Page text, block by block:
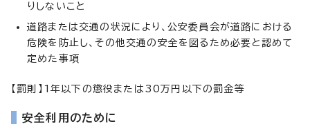
りしないこと
道路または交通の状況により、公安委員会が道路における
危険を防止し、その他交通の安全を図るため必要と認めて
定めた事項
【罰則】1年以下の懲役または30万円以下の罰金等
安全利用のために